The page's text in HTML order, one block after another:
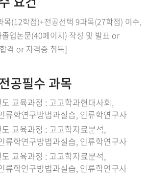
목(12학점)+전공선택 9과목(27학점) 이수,
업논문(40페이지) 작성 및 발표 or
격 or 자격증 취득]
공필수 과목
교육과정 : 고고학과현대사회,
류학연구방법과실습, 인류학연구사
교육과정 : 고고학자료분석,
류학연구방법과실습, 인류학연구사
교육과정 : 고고학자료분석,
류학연구방법과실습, 인류학연구사